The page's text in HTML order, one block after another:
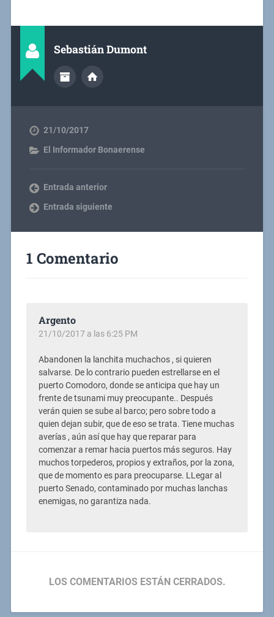
Sebastián Dumont
21/10/2017
El Informador Bonaerense
Entrada anterior
Entrada siguiente
1 Comentario
Argento
21/10/2017 a las 6:25 PM
Abandonen la lanchita muchachos , si quieren
salvarse. De lo contrario pueden estrellarse en el
puerto Comodoro, donde se anticipa que hay un
frente de tsunami muy preocupante.. Después
verán quien se sube al barco; pero sobre todo a
quien dejan subir, que de eso se trata. Tiene muchas
averías , aún así que hay que reparar para
comenzar a remar hacia puertos más seguros. Hay
muchos torpederos, propios y extraños, por la zona,
que de momento es para preocuparse. LLegar al
puerto Senado, contaminado por muchas lanchas
enemigas, no garantiza nada.
LOS COMENTARIOS ESTÁN CERRADOS.